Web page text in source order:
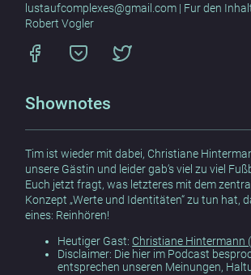
lustaufcomplexes@gmail.com | Fur den
Robert Vogler
Shownotes
Tim ist wieder mit dabei, Christiane
unsere Gästin und leider gab‘s viel zu viel
Euch jetzt fragt, was letzteres mit dem
Konzept „Werte und Identitäten“ zu tun hat,
eines: Reinhören!
Heutiger Gast: Christiane Hintermann
Disclaimer: Die hier im Podcast
entsprechen unseren Meinungen,